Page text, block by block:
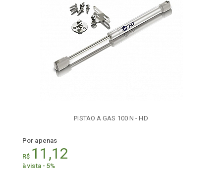
PISTAO A GAS 100 N - HD
Por apenas
R$ 11,12
à vista - 5%